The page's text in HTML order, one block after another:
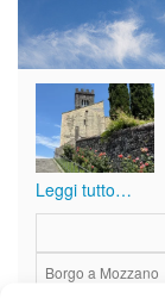
Leggi tutto…
Borgo a Mozzano